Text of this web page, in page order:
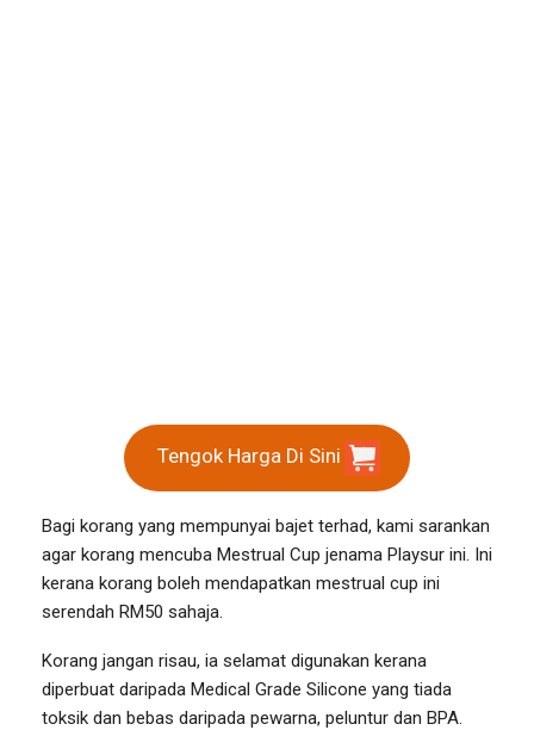
Tengok Harga Di Sini
Bagi korang yang mempunyai bajet terhad, kami sarankan
agar korang mencuba Mestrual Cup jenama Playsur ini. Ini
kerana korang boleh mendapatkan mestrual cup ini
serendah RM50 sahaja.
Korang jangan risau, ia selamat digunakan kerana
diperbuat daripada Medical Grade Silicone yang tiada
toksik dan bebas daripada pewarna, peluntur dan BPA.